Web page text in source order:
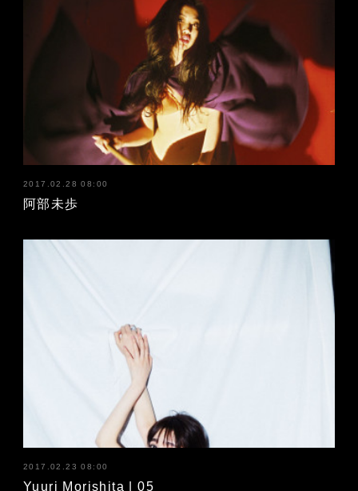
2017.02.28 08:00
阿部未歩
2017.02.23 08:00
Yuuri Morishita | 05